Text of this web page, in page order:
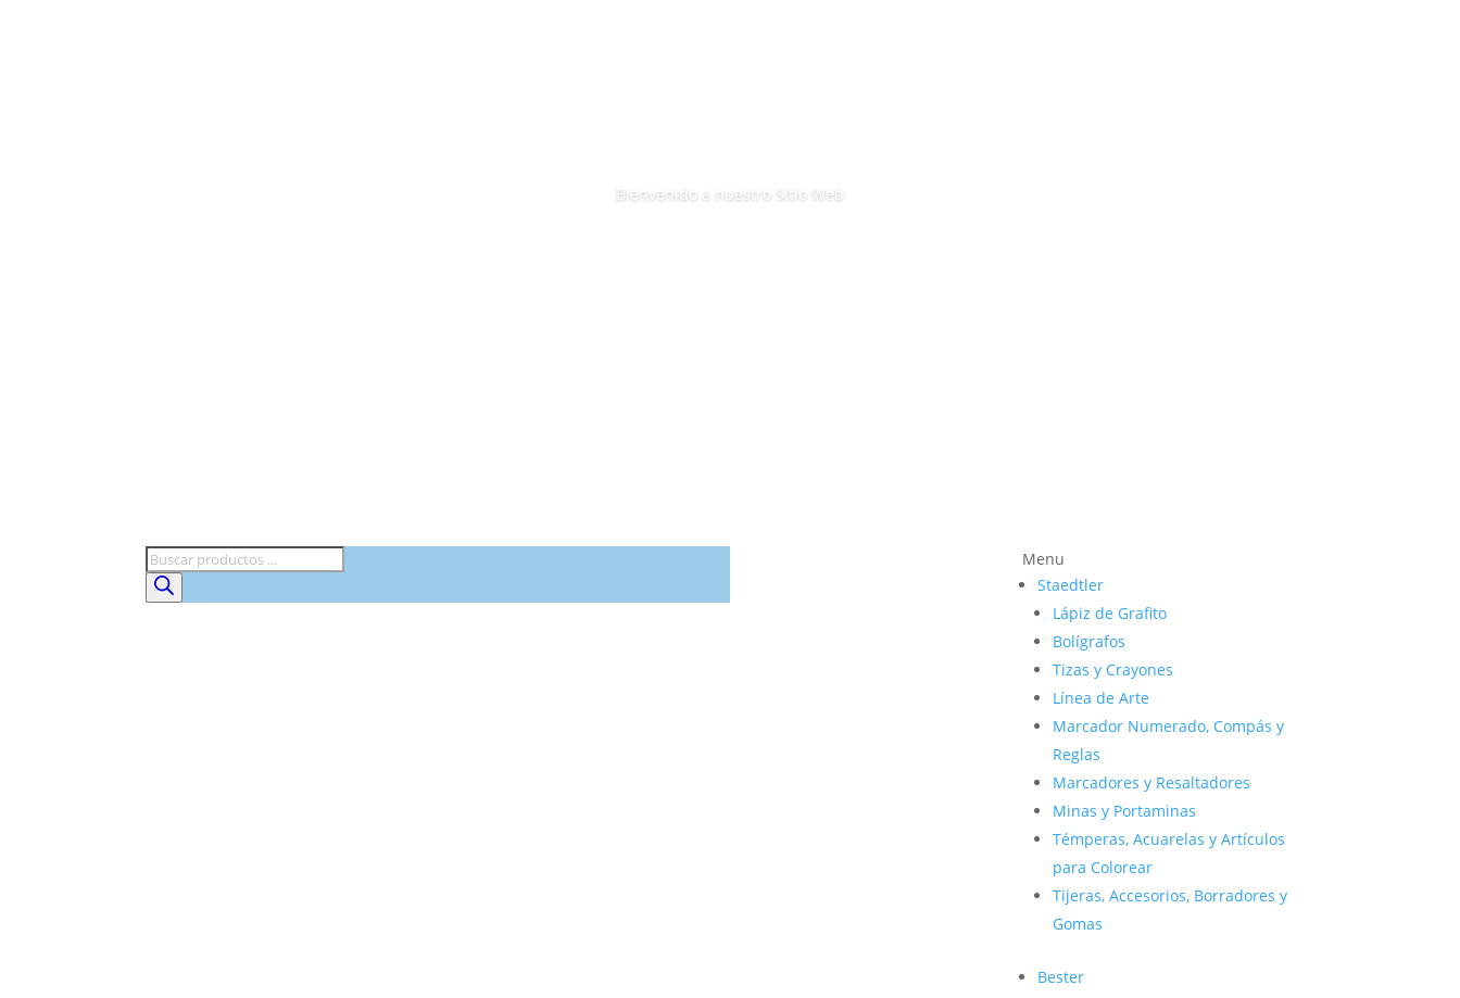
Bienvenido a nuestro Sitio Web
Búsqueda
de
productos
Menu
Staedtler
Lápiz de Grafito
Bolígrafos
Tizas y Crayones
Línea de Arte
Marcador Numerado, Compás y
Reglas
Marcadores y Resaltadores
Minas y Portaminas
Témperas, Acuarelas y Artículos
para Colorear
Tijeras, Accesorios, Borradores y
Gomas
Bester